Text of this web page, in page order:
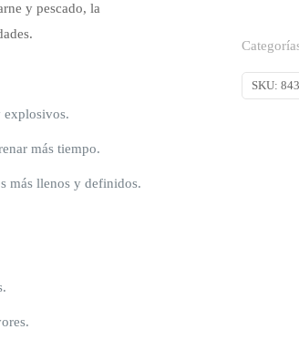
y pescado, la
explosivos.
más tiempo.
más llenos y definidos.
SKU: